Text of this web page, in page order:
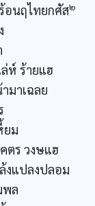
อนฤไทยกศัส๒
ล่ห์ ร้ายแฮ
มาเฉลย
ยม
ตร วงษแฮ
งแปลงปลอม
พล